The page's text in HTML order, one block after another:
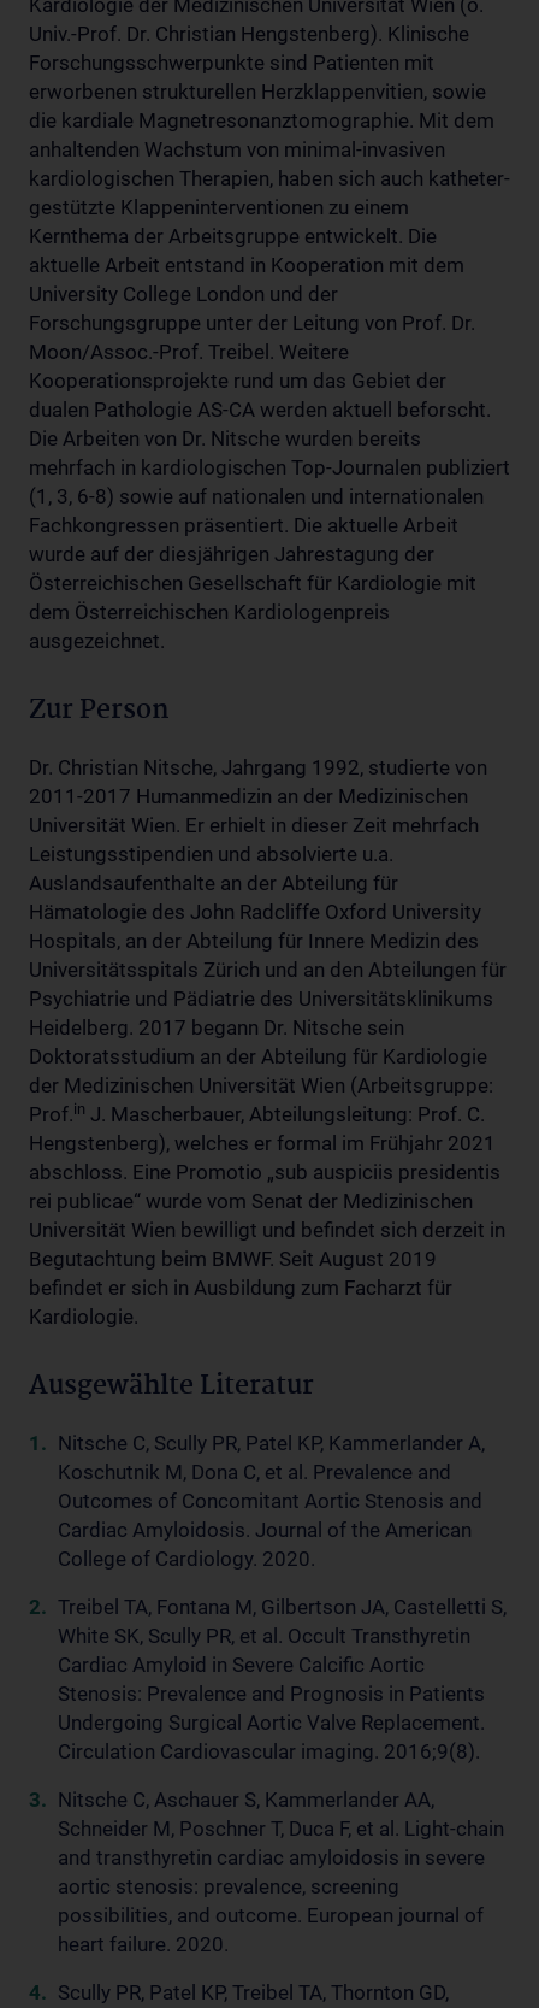
Kardiologie der Medizinischen Universität Wien (o.
Univ.-Prof. Dr. Christian Hengstenberg). Klinische
Forschungsschwerpunkte sind Patienten mit
erworbenen strukturellen Herzklappenvitien, sowie
die kardiale Magnetresonanztomographie. Mit dem
anhaltenden Wachstum von minimal-invasiven
kardiologischen Therapien, haben sich auch katheter-
gestützte Klappeninterventionen zu einem
Kernthema der Arbeitsgruppe entwickelt. Die
aktuelle Arbeit entstand in Kooperation mit dem
University College London und der
Forschungsgruppe unter der Leitung von Prof. Dr.
Moon/Assoc.-Prof. Treibel. Weitere
Kooperationsprojekte rund um das Gebiet der
dualen Pathologie AS-CA werden aktuell beforscht.
Die Arbeiten von Dr. Nitsche wurden bereits
mehrfach in kardiologischen Top-Journalen publiziert
(1, 3, 6-8) sowie auf nationalen und internationalen
Fachkongressen präsentiert. Die aktuelle Arbeit
wurde auf der diesjährigen Jahrestagung der
Österreichischen Gesellschaft für Kardiologie mit
dem Österreichischen Kardiologenpreis
ausgezeichnet.
Zur Person
Dr. Christian Nitsche, Jahrgang 1992, studierte von
2011-2017 Humanmedizin an der Medizinischen
Universität Wien. Er erhielt in dieser Zeit mehrfach
Leistungsstipendien und absolvierte u.a.
Auslandsaufenthalte an der Abteilung für
Hämatologie des John Radcliffe Oxford University
Hospitals, an der Abteilung für Innere Medizin des
Universitätsspitals Zürich und an den Abteilungen für
Psychiatrie und Pädiatrie des Universitätsklinikums
Heidelberg. 2017 begann Dr. Nitsche sein
Doktoratsstudium an der Abteilung für Kardiologie
der Medizinischen Universität Wien (Arbeitsgruppe:
Prof.in J. Mascherbauer, Abteilungsleitung: Prof. C.
Hengstenberg), welches er formal im Frühjahr 2021
abschloss. Eine Promotio „sub auspiciis presidentis
rei publicae“ wurde vom Senat der Medizinischen
Universität Wien bewilligt und befindet sich derzeit in
Begutachtung beim BMWF. Seit August 2019
befindet er sich in Ausbildung zum Facharzt für
Kardiologie.
Ausgewählte Literatur
Nitsche C, Scully PR, Patel KP, Kammerlander A,
Koschutnik M, Dona C, et al. Prevalence and
Outcomes of Concomitant Aortic Stenosis and
Cardiac Amyloidosis. Journal of the American
College of Cardiology. 2020.
Treibel TA, Fontana M, Gilbertson JA, Castelletti S,
White SK, Scully PR, et al. Occult Transthyretin
Cardiac Amyloid in Severe Calcific Aortic
Stenosis: Prevalence and Prognosis in Patients
Undergoing Surgical Aortic Valve Replacement.
Circulation Cardiovascular imaging. 2016;9(8).
Nitsche C, Aschauer S, Kammerlander AA,
Schneider M, Poschner T, Duca F, et al. Light-chain
and transthyretin cardiac amyloidosis in severe
aortic stenosis: prevalence, screening
possibilities, and outcome. European journal of
heart failure. 2020.
Scully PR, Patel KP, Treibel TA, Thornton GD,